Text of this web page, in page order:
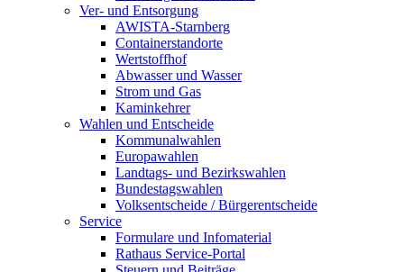
Ver- und Entsorgung
AWISTA-Starnberg
Containerstandorte
Wertstoffhof
Abwasser und Wasser
Strom und Gas
Kaminkehrer
Wahlen und Entscheide
Kommunalwahlen
Europawahlen
Landtags- und Bezirkswahlen
Bundestagswahlen
Volksentscheide / Bürgerentscheide
Service
Formulare und Infomaterial
Rathaus Service-Portal